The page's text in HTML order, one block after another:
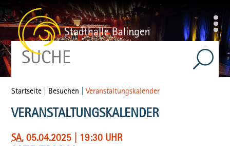
Startseite Besuchen |Veranstaltungskalender
VERANSTALTUNGSKALENDER
SA, 05.04.2025 19:30 UHR